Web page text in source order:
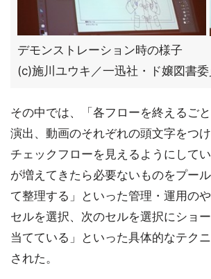
デモンストレーション時の様子
(c)施川ユウキ／一迅社・ド嬢図書委
その中では、「各フローを終えるごと
演出、動画のそれぞれの頭文字をつ
チェックフローを見えるようにして
が増えてきたら必要ないものをプー
て整理する」といった管理・運用の
セルを選択、次のセルを選択にショ
当てている」といった具体的なテク
された。